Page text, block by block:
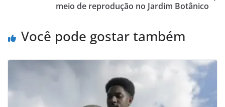
meio de reprodução no Jardim Botânico
Você pode gostar também